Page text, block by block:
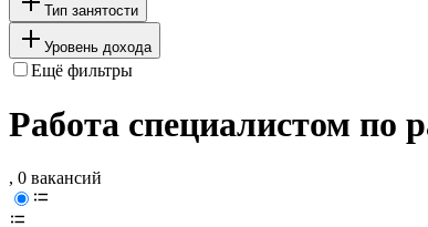
Тип занятости
Уровень дохода
Ещё фильтры
Работа специалистом по
, 0 вакансий